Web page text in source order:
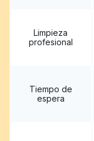
Limpieza
profesional
Tiempo de
espera